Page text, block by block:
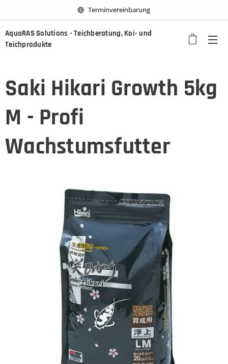
Terminvereinbarung
AquaRAS Solutions - Teichberatung, Koi- und
Teichprodukte
Saki Hikari Growth 5kg
M - Profi
Wachstumsfutter